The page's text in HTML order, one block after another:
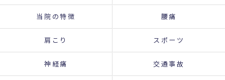
当院の特徴 腰痛
肩こり スポーツ
神経痛 交通事故